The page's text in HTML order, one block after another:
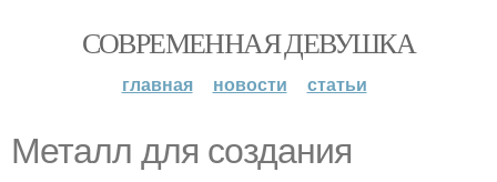
СОВРЕМЕННАЯ ДЕВУШКА
главная новости статьи
Металл для создания